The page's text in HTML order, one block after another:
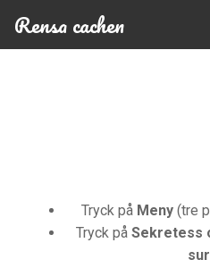
Rensa cachen
Tryck på Meny(tre
Tryck på Sekretess